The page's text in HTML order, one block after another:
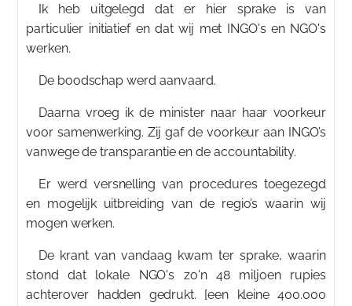
Ik heb uitgelegd dat er hier sprake is van
particulier initiatief en dat wij met INGO's en NGO's
werken.
De boodschap werd aanvaard.
Daarna vroeg ik de minister naar haar voorkeur
voor samenwerking. Zij gaf de voorkeur aan INGO’s
vanwege de transparantie en de accountability.
Er werd versnelling van procedures toegezegd
en mogelijk uitbreiding van de regio’s waarin wij
mogen werken.
De krant van vandaag kwam ter sprake, waarin
stond dat lokale NGO's zo'n 48 miljoen rupies
achterover hadden gedrukt. [een kleine 400.000